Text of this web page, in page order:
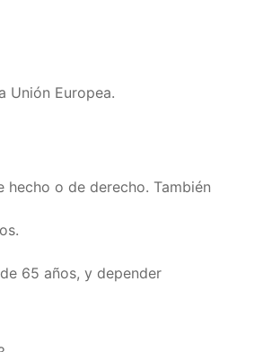
Unión Europea.
o de derecho. También
65 años, y depender